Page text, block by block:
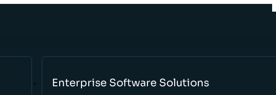
Enterprise Software Solutions